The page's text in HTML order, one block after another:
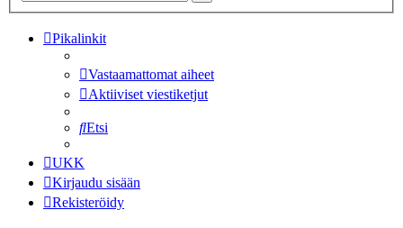
Pikalinkit
Vastaamattomat aiheet
Aktiiviset viestiketjut
Etsi
UKK
Kirjaudu sisään
Rekisteröidy